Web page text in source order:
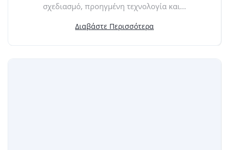
σχεδιασμό, προηγμένη τεχνολογία και...
Διαβάστε Περισσότερα